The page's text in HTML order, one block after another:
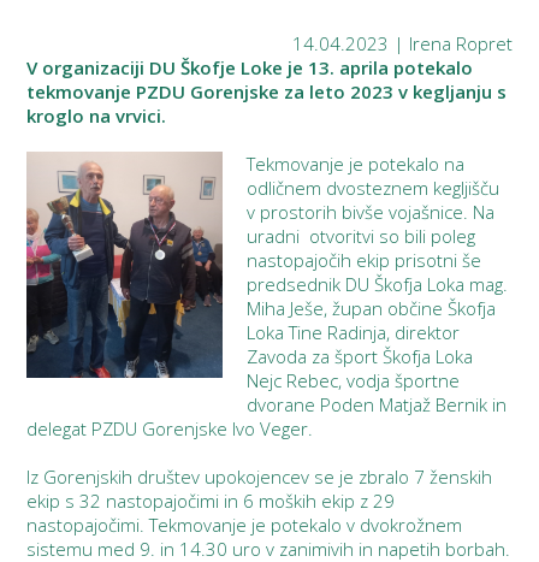
14.04.2023 | Irena Ropret
V organizaciji DU Škofje Loke je 13. aprila potekalo
tekmovanje PZDU Gorenjske za leto 2023 v kegljanju s
kroglo na vrvici.
Tekmovanje je potekalo na
odličnem dvosteznem kegljišču
v prostorih bivše vojašnice. Na
uradni otvoritvi so bili poleg
nastopajočih ekip prisotni še
predsednik DU Škofja Loka mag.
Miha Ješe, župan občine Škofja
Loka Tine Radinja, direktor
Zavoda za šport Škofja Loka
Nejc Rebec, vodja športne
dvorane Poden Matjaž Bernik in
delegat PZDU Gorenjske Ivo Veger.
Iz Gorenjskih društev upokojencev se je zbralo 7 ženskih
ekip s 32 nastopajočimi in 6 moških ekip z 29
nastopajočimi. Tekmovanje je potekalo v dvokrožnem
sistemu med 9. in 14.30 uro v zanimivih in napetih borbah.